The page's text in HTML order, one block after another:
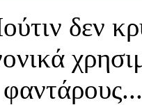
δεν
φαντάρους...